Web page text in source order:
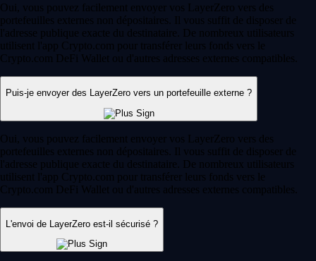
Oui, vous pouvez facilement envoyer vos LayerZero vers des
portefeuilles externes non dépositaires. Il vous suffit de disposer de
l'adresse publique exacte du destinataire. De nombreux utilisateurs
utilisent l'app Crypto.com pour transférer leurs fonds vers le
Crypto.com DeFi Wallet ou d'autres adresses externes compatibles.
Puis-je envoyer des LayerZero vers un portefeuille externe ?
Oui, vous pouvez facilement envoyer vos LayerZero vers des
portefeuilles externes non dépositaires. Il vous suffit de disposer de
l'adresse publique exacte du destinataire. De nombreux utilisateurs
utilisent l'app Crypto.com pour transférer leurs fonds vers le
Crypto.com DeFi Wallet ou d'autres adresses externes compatibles.
L'envoi de LayerZero est-il sécurisé ?